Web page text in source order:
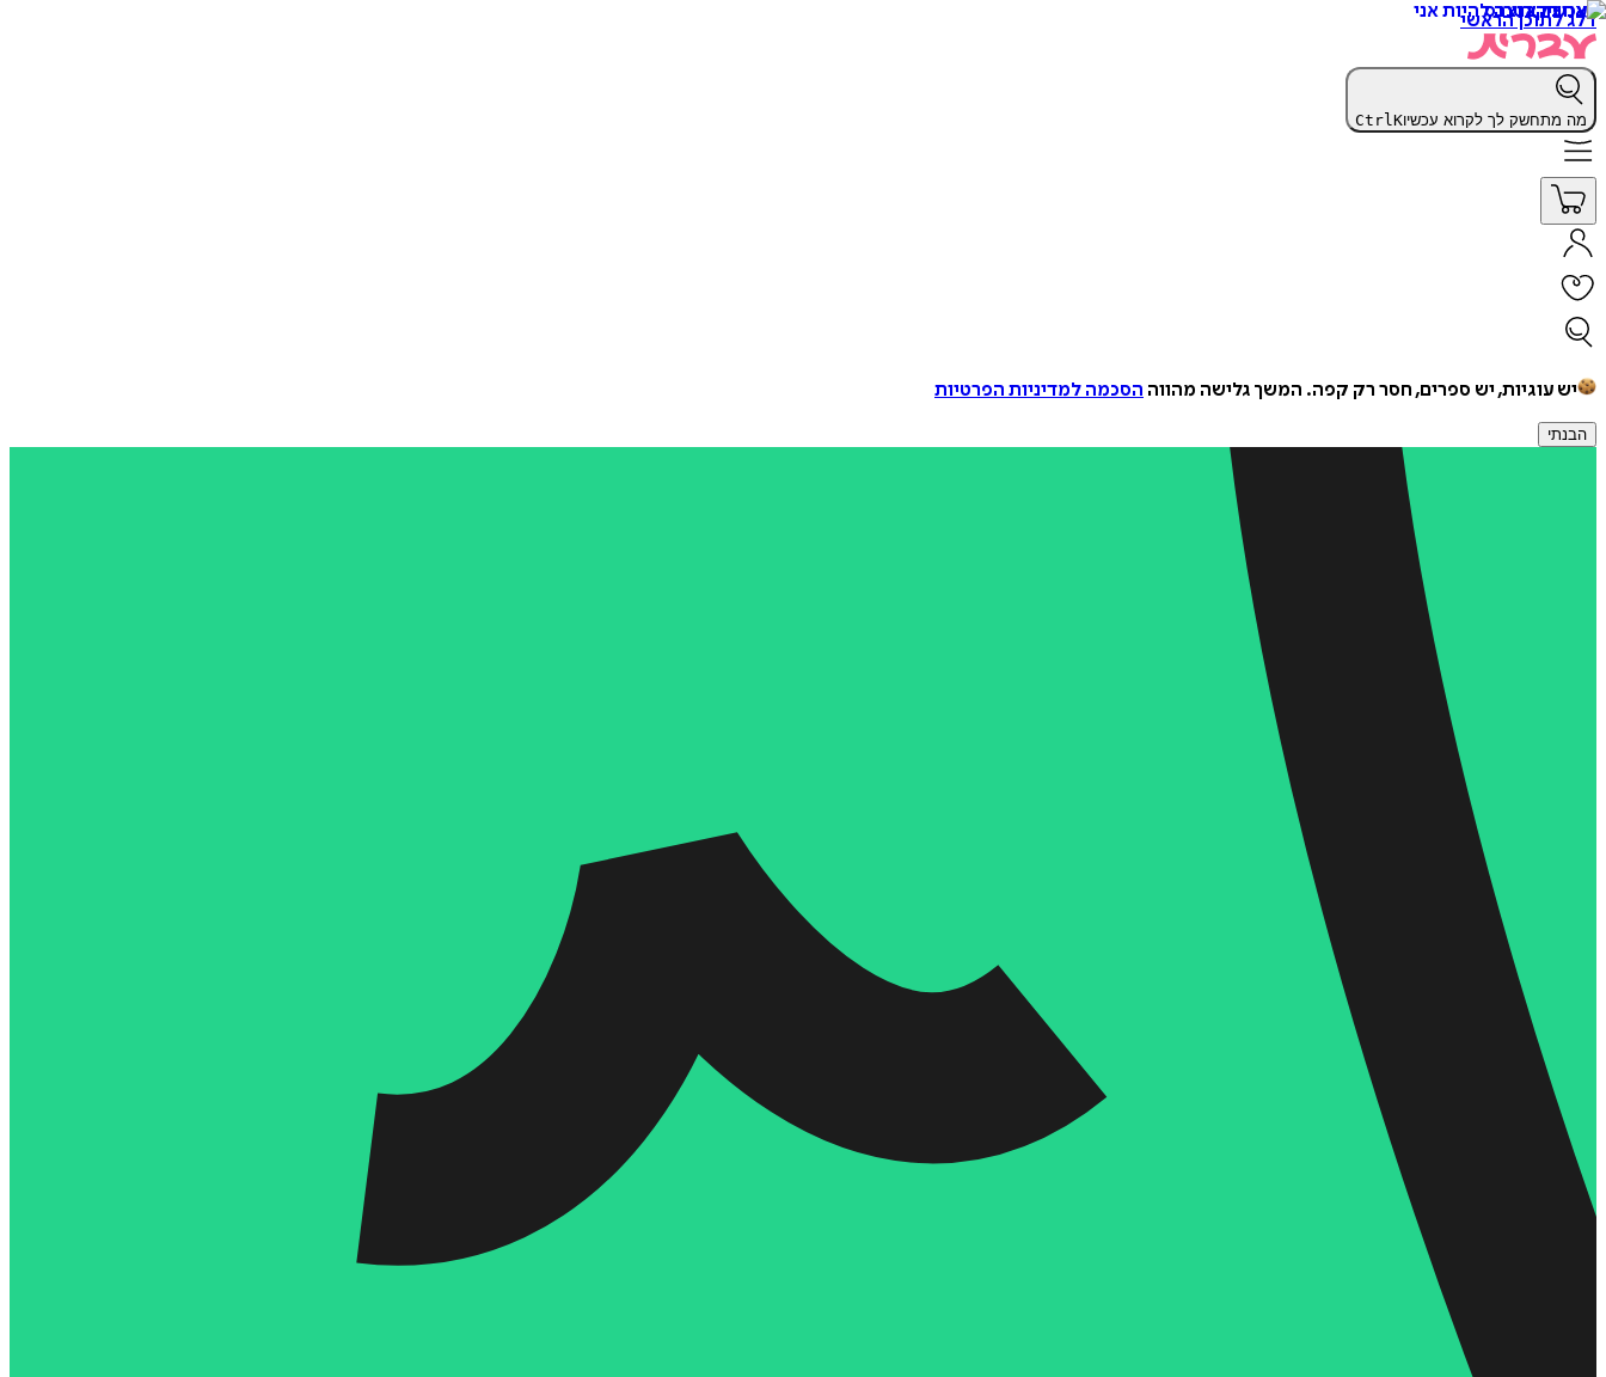
דלג לתוכן הראשי
מה מתחשק לך לקרוא עכשיו CtrlK
יש עוגיות, יש ספרים, חסר רק קפה. המשך גלישה מהווה הסכמה למדיניות הפרטיות
הבנתי